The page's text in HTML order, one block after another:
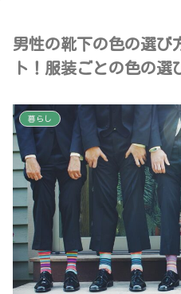
男性の靴下の色の選び
ト！服装ごとの色の選
暮らし